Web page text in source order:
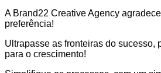
A Brand22 Creative Agency
preferência!
Ultrapasse as fronteiras do sucesso,
para o crescimento!